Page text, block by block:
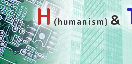
H(humanism)＆